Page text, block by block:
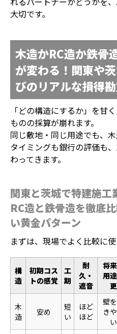
大切です。
木造かRC造か鉄骨
が変わる！関東や
びのリアルな損得
「どの構造にするか」を甘
ものの採算が崩れます。
同じ敷地・同じ用途でも、
タイミングも銀行の評価も
わってきます。
関東と茨城で特建施工
RC造と鉄骨造を徹底
い黄金パターン
まずは、現場でよく比較に使
構
造
初期コス
トの感覚
工
期
耐
久・
遮音
将
用
更
木
造
安め
短
い
ほど
ほど
壁
き
い